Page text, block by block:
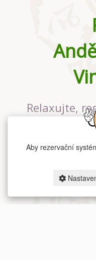
Relaxujte,
se v
Aby rezervační